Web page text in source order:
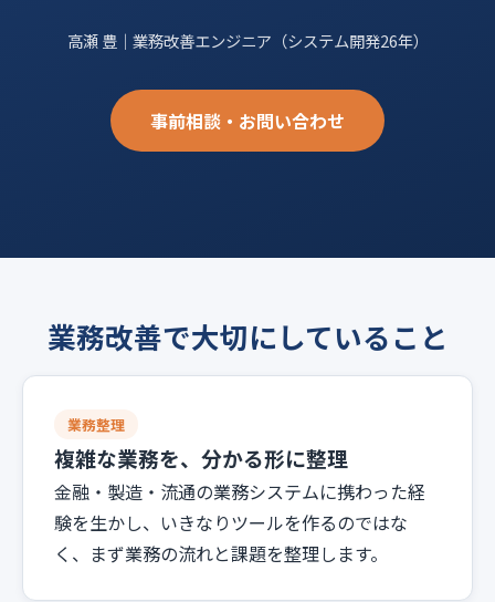
高瀬 豊｜業務改善エンジニア（システム開発26年）
事前相談・お問い合わせ
業務改善で大切にしていること
業務整理
複雑な業務を、分かる形に整理
金融・製造・流通の業務システムに携わった経
験を生かし、いきなりツールを作るのではな
く、まず業務の流れと課題を整理します。